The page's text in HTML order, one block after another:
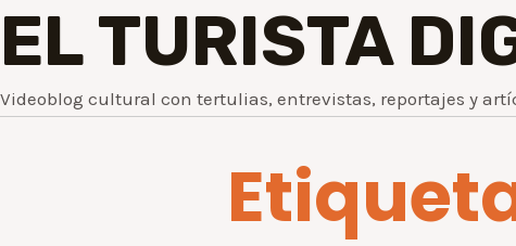
EL TURISTA
Videoblog cultural con tertulias, entrevistas, reportajes y